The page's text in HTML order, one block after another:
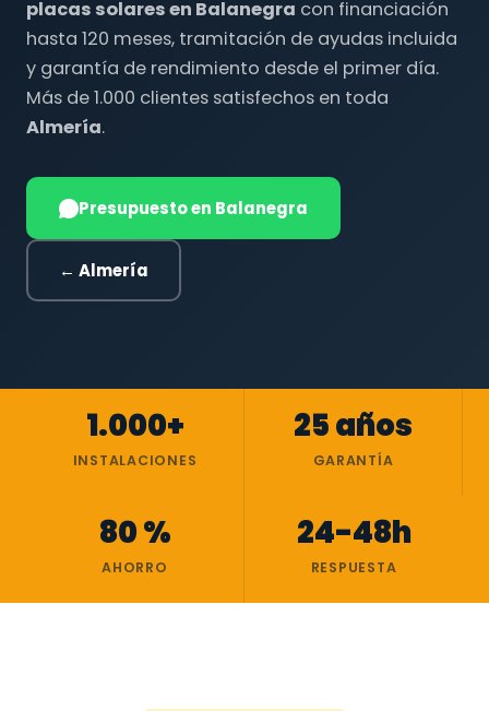
placas solares en Balanegra con financiación
hasta 120 meses, tramitación de ayudas incluida
y garantía de rendimiento desde el primer día.
Más de 1.000 clientes satisfechos en toda
Almería.
Presupuesto en Balanegra
← Almería
1.000+
INSTALACIONES
25 años
GARANTÍA
80 %
AHORRO
24-48h
RESPUESTA